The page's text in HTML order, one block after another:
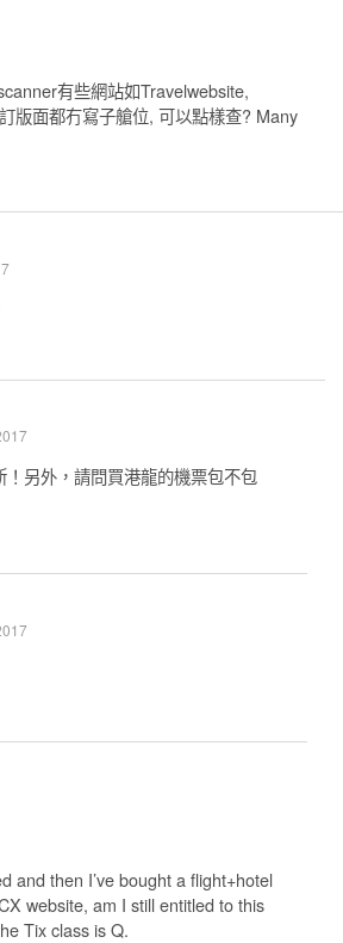
有些網站如Travelwebsite,
版面都冇寫子艙位, 可以點樣查? Many
！另外，請問買港龍的機票包不包
and then I’ve bought a flight+hotel
website, am I still entitled to this
Tix class is Q.